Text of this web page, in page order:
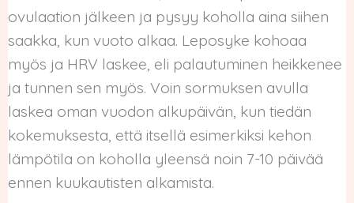
ovulaation jälkeen ja pysyy koholla aina siihen
saakka, kun vuoto alkaa. Leposyke kohoaa
myös ja HRV laskee, eli palautuminen heikkenee
ja tunnen sen myös. Voin sormuksen avulla
laskea oman vuodon alkupäivän, kun tiedän
kokemuksesta, että itsellä esimerkiksi kehon
lämpötila on koholla yleensä noin 7-10 päivää
ennen kuukautisten alkamista.